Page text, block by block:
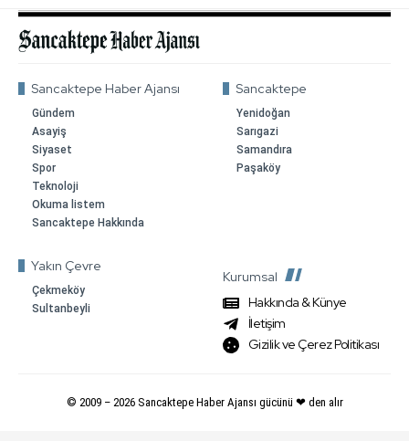
Sancaktepe Haber Ajansı
Gündem
Asayiş
Siyaset
Spor
Teknoloji
Okuma listem
Sancaktepe Hakkında
Sancaktepe
Yenidoğan
Sarıgazi
Samandıra
Paşaköy
Yakın Çevre
Çekmeköy
Sultanbeyli
Kurumsal
Hakkında & Künye
İletişim
Gizilik ve Çerez Politikası
© 2009 – 2026Sancaktepe Haber Ajansı gücünü ❤ den alır